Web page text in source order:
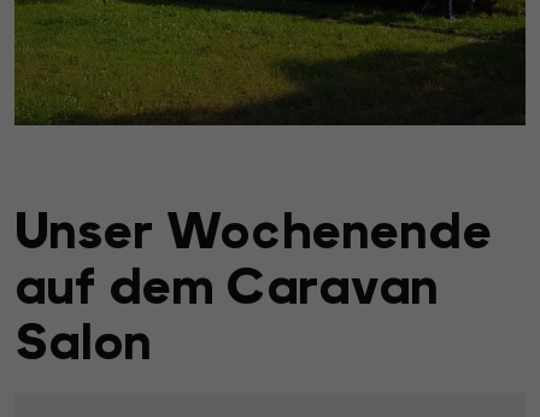
Unser Wochenende
auf dem Caravan
Salon